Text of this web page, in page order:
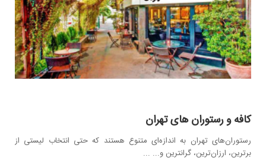
کافه و رستوران‌ های تهران
رستوران‌های تهران به اندازه‌ای متنوع هستند که حتی انتخاب لیستی از
برترین، ارزان‌ترین، گرانترین و... ...